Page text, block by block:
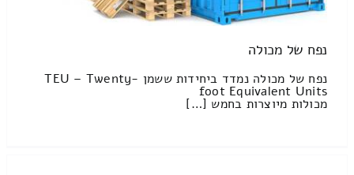
נפח של מכולה
נפח של מכולה נמדד ביחידות ששמן TEU – Twenty-
foot Equivalent Units
מכולות מיוצרות בחמש […]